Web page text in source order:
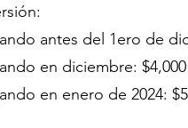
antes del 1ero de
en diciembre: $4,000
en enero de 2024: